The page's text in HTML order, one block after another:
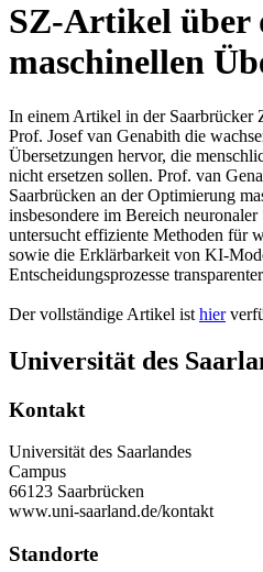
SZ-Artikel über
maschinellen
In einem Artikel in der Saarbrücker
Prof. Josef van Genabith die
Übersetzungen hervor, die
nicht ersetzen sollen. Prof. van
Saarbrücken an der Optimierung
insbesondere im Bereich
untersucht effiziente Methoden für
sowie die Erklärbarkeit von KI-
Entscheidungsprozesse
Der vollständige Artikel ist hier
Universität des
Kontakt
Universität des Saarlandes
Campus
66123 Saarbrücken
www.uni-saarland.de/kontakt
Standorte